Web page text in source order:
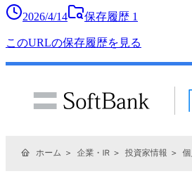
2026/4/14 保存履歴 1
このURLの保存履歴を見る